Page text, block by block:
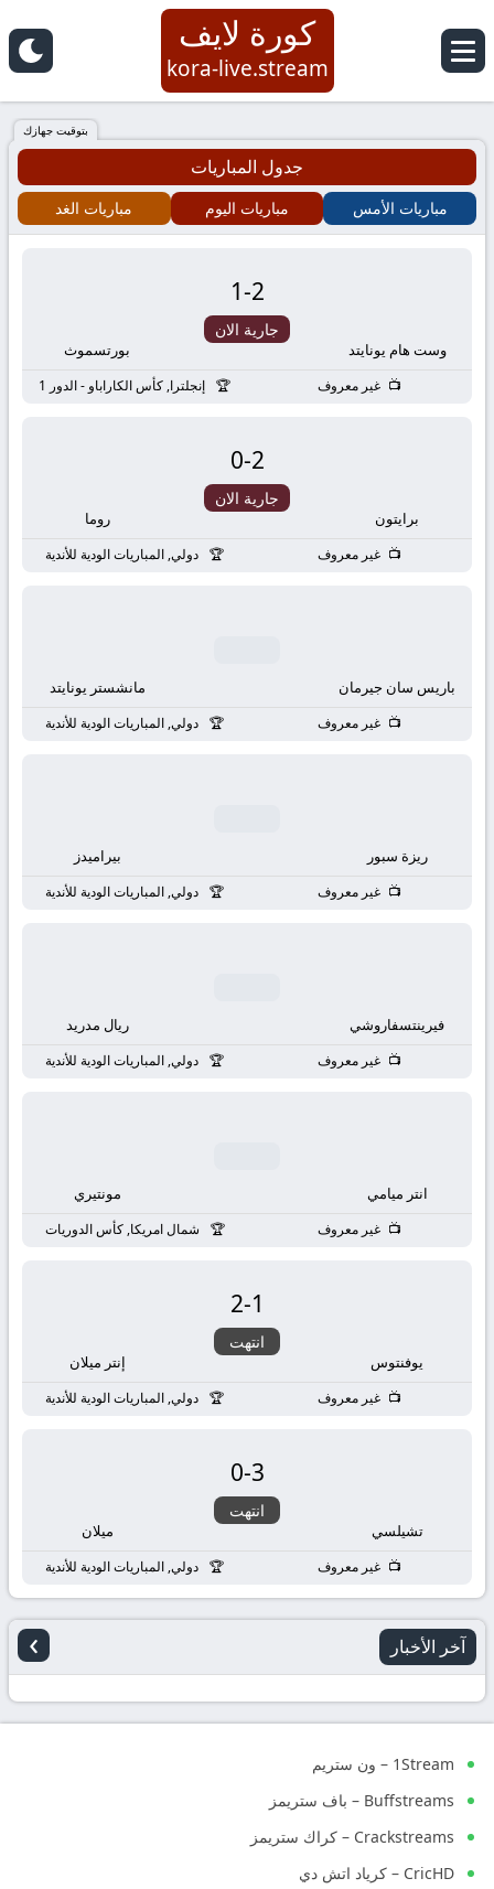
كورة
لايف
|
koora
مباريات
مباشر
live
كورة لايف
kora-live.stream
بتوقيت جهازك
جدول المباريات
مباريات الأمس مباريات اليوم مباريات الغد
وست هام يونايتد
2
-
1
جارية الان
بورتسموث
غير معروف إنجلترا, كأس الكاراباو - الدور 1
برايتون
2
-
0
جارية الان
روما
غير معروف دولي, المباريات الودية للأندية
باريس سان جيرمان مانشستر يونايتد
غير معروف دولي, المباريات الودية للأندية
ريزة سبور بيراميدز
غير معروف دولي, المباريات الودية للأندية
فيرينتسفاروشي ريال مدريد
غير معروف دولي, المباريات الودية للأندية
انتر ميامي مونتيري
غير معروف شمال امريكا, كأس الدوريات
يوفنتوس
1
-
2
انتهت
إنتر ميلان
غير معروف دولي, المباريات الودية للأندية
تشيلسي
3
-
0
انتهت
ميلان
غير معروف دولي, المباريات الودية للأندية
آخر الأخبار ›
1Stream – ون ستريم
Buffstreams – باف ستريمز
Crackstreams – كراك ستريمز
CricHD – كرياد اتش دي